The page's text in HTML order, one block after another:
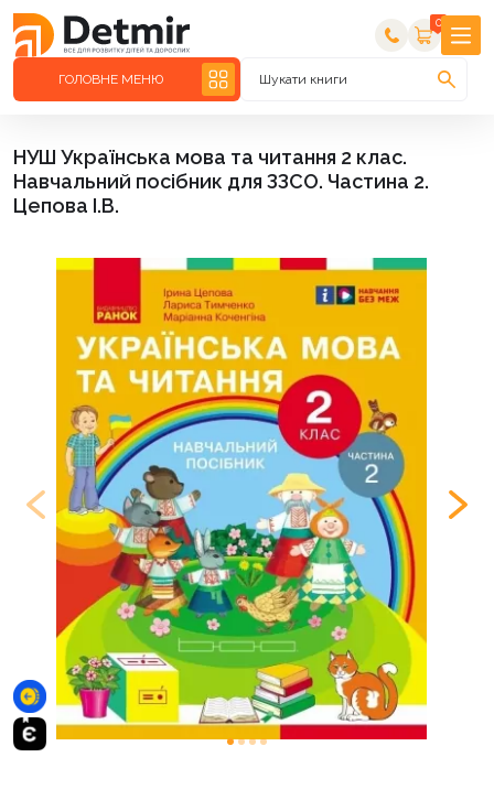
0
ГОЛОВНЕ МЕНЮ Шукати книги
НУШ Українська мова та читання 2 клас.
Навчальний посібник для ЗЗСО. Частина 2.
Цепова І.В.